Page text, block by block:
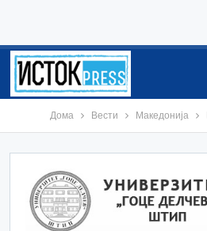
Дома Вести Македонија